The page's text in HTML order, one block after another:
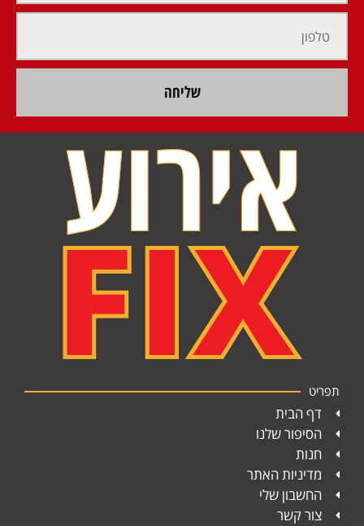
שליחה
תפריט
דף הבית
הסיפור שלנו
חנות
מדיניות האתר
החשבון שלי
צור קשר